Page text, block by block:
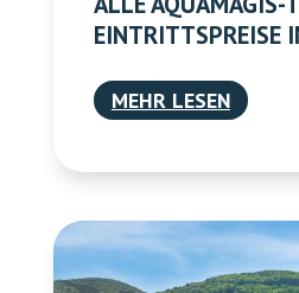
EINTRITTSPREISE
MEHR LESEN